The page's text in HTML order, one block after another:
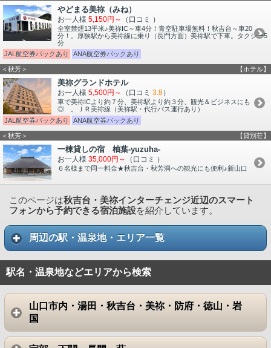
やどまる美祢（みね）
お一人様 5,150円～ （口コミ ）
全室禁煙13平米♪美祢IC～車4分！青空駐車場無料！秋吉台～車20
分！。厚狭駅から美祢線に乗り（長門方面）美祢駅で下車。タクシー5
分
JAL航空券パックあり
ANA航空券パックあり
＜秋芳＞ 【ホテル】
美祢グランドホテル
お一人様 5,500円～ （口コミ 3.8）
車で美祢ICより約７分、美祢駅より約３分、観光＆ビジネスにも
◎ 。ＪＲ美祢線（美祢駅・代行バス運行あり）
JAL航空券パックあり
ANA航空券パックあり
＜秋芳＞ 【貸別荘】
一棟貸しの宿 柚葉-yuzuha-
お一人様 35,000円～ （口コミ ）
６名様まで同一料金★秋吉台・秋芳洞への観光にも便利♪新山口
このページは秋吉台・美祢インターチェンジ近辺のスマート
フォンから予約できる宿泊施設を紹介しています。
周辺の駅・温泉地・エリア一覧
駅名・温泉地などエリアから検索
山口市内・湯田・秋吉台・美祢・防府・徳山・岩
国